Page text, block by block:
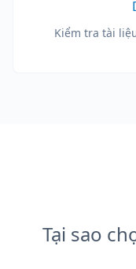
Kiểm tra tài
Tại sao